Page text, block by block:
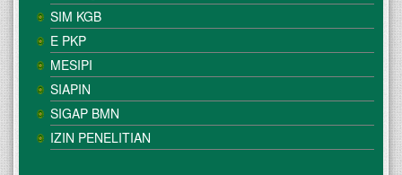
SIM KGB
E PKP
MESIPI
SIAPIN
SIGAP BMN
IZIN PENELITIAN